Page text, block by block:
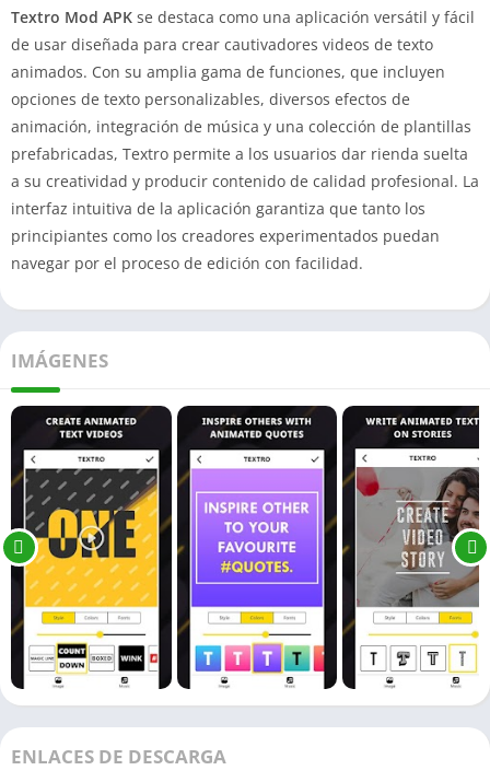
Textro Mod APK se destaca como una aplicación versátil y fácil
de usar diseñada para crear cautivadores videos de texto
animados. Con su amplia gama de funciones, que incluyen
opciones de texto personalizables, diversos efectos de
animación, integración de música y una colección de plantillas
prefabricadas, Textro permite a los usuarios dar rienda suelta
a su creatividad y producir contenido de calidad profesional. La
interfaz intuitiva de la aplicación garantiza que tanto los
principiantes como los creadores experimentados puedan
navegar por el proceso de edición con facilidad.
IMÁGENES
ENLACES DE DESCARGA